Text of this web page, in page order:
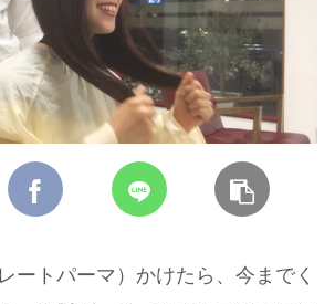
ートパーマ）かけたら、今までく